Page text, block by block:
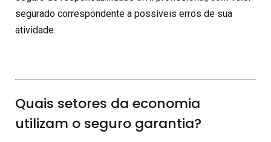
segurado correspondente a possíveis erros de sua
atividade.
Quais setores da economia
utilizam o seguro garantia?